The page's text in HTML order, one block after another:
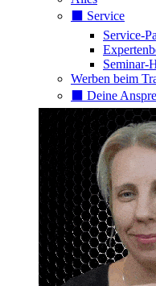
⬛️ Service
Service-
Seminar-
Werben beim
⬛️ Deine